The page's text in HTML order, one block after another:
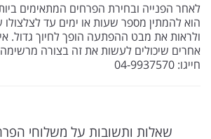
לאחר הפנייה ובחירת הפרחים המתאימים
הוא להמתין מספר שעות או ימים עד
ולראות את מבט ההפתעה הופך לחיוך גדול.
אחרים שיכולים לעשות את זה בצורה
חייגו: 04-9937570
שאלות ותשובות על משלוחי